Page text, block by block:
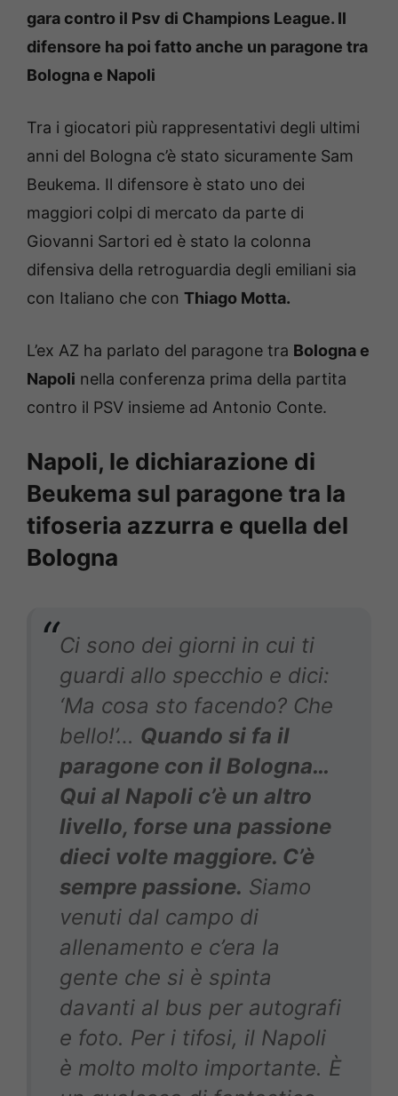
gara contro il Psv di Champions League. Il
difensore ha poi fatto anche un paragone tra
Bologna e Napoli
Tra i giocatori più rappresentativi degli ultimi
anni del Bologna c’è stato sicuramente Sam
Beukema. Il difensore è stato uno dei
maggiori colpi di mercato da parte di
Giovanni Sartori ed è stato la colonna
difensiva della retroguardia degli emiliani sia
con Italiano che con Thiago Motta.
L’ex AZ ha parlato del paragone tra Bologna e
Napoli nella conferenza prima della partita
contro il PSV insieme ad Antonio Conte.
Napoli, le dichiarazione di
Beukema sul paragone tra la
tifoseria azzurra e quella del
Bologna
Ci sono dei giorni in cui ti
guardi allo specchio e dici:
‘Ma cosa sto facendo? Che
bello!’… Quando si fa il
paragone con il Bologna…
Qui al Napoli c’è un altro
livello, forse una passione
dieci volte maggiore. C’è
sempre passione. Siamo
venuti dal campo di
allenamento e c’era la
gente che si è spinta
davanti al bus per autografi
e foto. Per i tifosi, il Napoli
è molto molto importante. È